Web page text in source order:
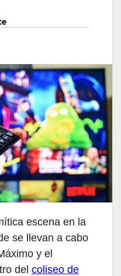
escena en la
se llevan a cabo
y el
del coliseo de